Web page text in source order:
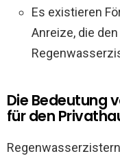
Es existieren
Anreize, die
Die Bedeutung
für den